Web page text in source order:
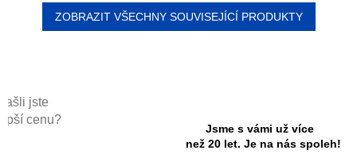
jste
cenu?
Jsme s vámi už více
než 20 let. Je na nás spoleh!
ZOBRAZIT VŠECHNY SOUVISEJÍCÍ PRODUKTY